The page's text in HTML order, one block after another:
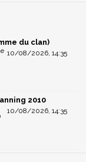
du clan)
10/08/2026, 14:35
2010
10/08/2026, 14:35